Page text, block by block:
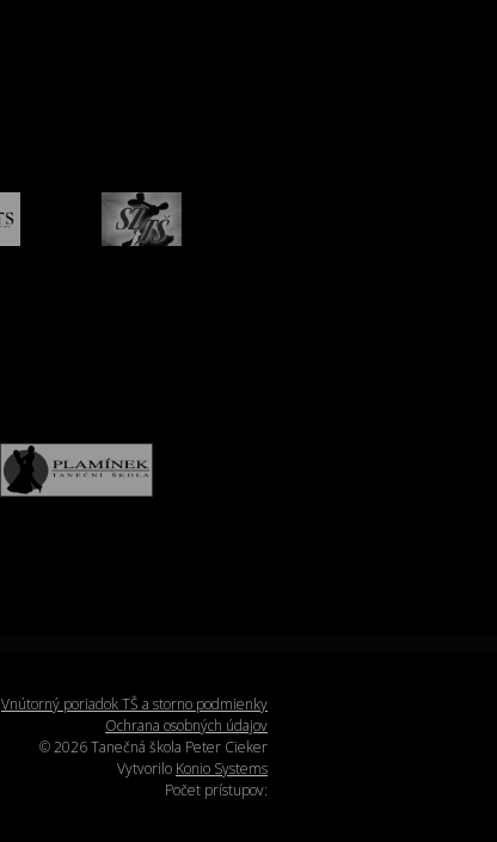
Vnútorný poriadok TŠ a storno podmienky
Ochrana osobných údajov
© 2026 Tanečná škola Peter Cieker
Vytvorilo Konio Systems
Počet prístupov: